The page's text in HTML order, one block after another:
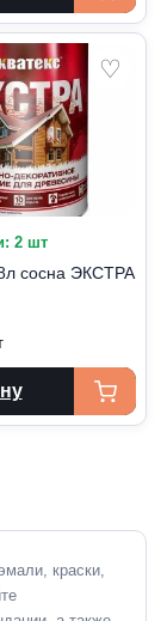
♡
2 шт
сосна ЭКСТРА
краски,